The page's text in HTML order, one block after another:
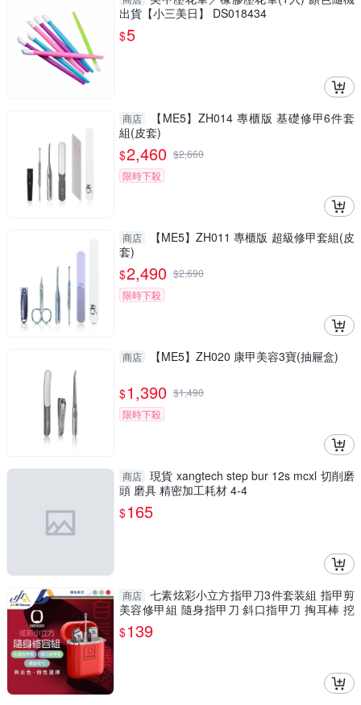
出貨【小三美日】 DS018434
$5
商店
【ME5】ZH014 專櫃版 基礎修甲6件套
組(皮套)
$2,460 $2,660
限時下殺
商店
【ME5】ZH011 專櫃版 超級修甲套組(皮
套)
$2,490 $2,690
限時下殺
商店 【ME5】ZH020 康甲美容3寶(抽屜盒)
$1,390 $1,490
限時下殺
商店 現貨 xangtech step bur 12s mcxl 切削磨
頭 磨具 精密加工耗材 4-4
$165
商店 七素炫彩小立方指甲刀3件套装組 指甲剪
美容修甲組 隨身指甲刀 斜口指甲刀 掏耳棒 挖
耳棒
$139